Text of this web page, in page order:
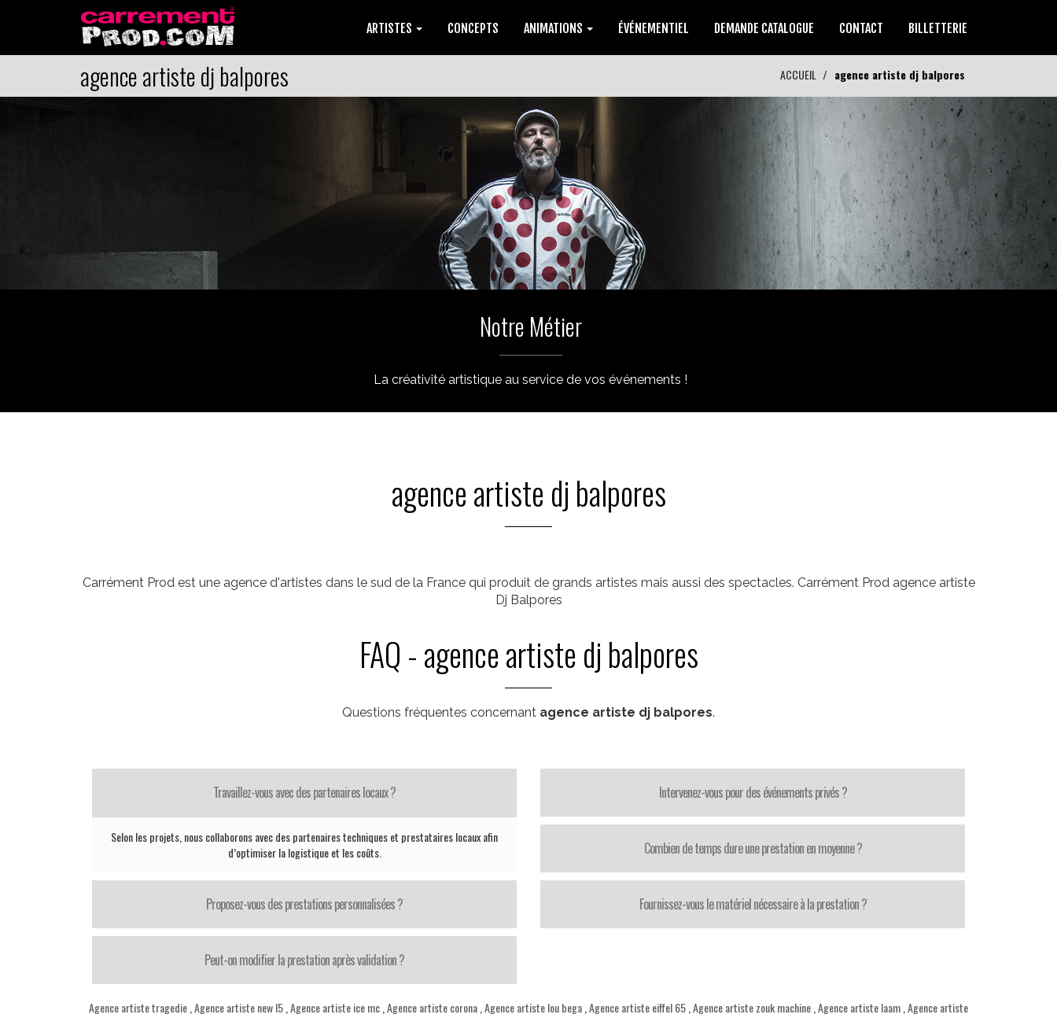
ARTISTES CONCEPTS ANIMATIONS ÉVÉNEMENTIEL DEMANDE CATALOGUE CONTACT BILLETTERIE
agence artiste dj balpores ACCUEIL agence artiste dj balpores
Notre Métier
La créativité artistique au service de vos événements !
agence artiste dj balpores
Carrément Prod est une agence d'artistes dans le sud de la France qui produit de grands artistes mais aussi des spectacles. Carrément Prod agence artiste
Dj Balpores
FAQ - agence artiste dj balpores
Questions fréquentes concernant agence artiste dj balpores.
Travaillez-vous avec des partenaires locaux ?
Selon les projets, nous collaborons avec des partenaires techniques et prestataires locaux afin
d’optimiser la logistique et les coûts.
Proposez-vous des prestations personnalisées ?
Peut-on modifier la prestation après validation ?
Intervenez-vous pour des événements privés ?
Combien de temps dure une prestation en moyenne ?
Fournissez-vous le matériel nécessaire à la prestation ?
Agence artiste tragedie Agence artiste new l5 Agence artiste ice mc Agence artiste corona Agence artiste lou bega Agence artiste eiffel 65 Agence artiste zouk machine Agence artiste laam Agence artiste